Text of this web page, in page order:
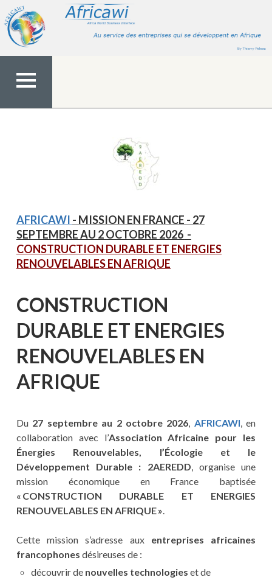
contenu
MENU
AFRICAWI - MISSION EN FRANCE - 27
SEPTEMBRE AU 2 OCTOBRE 2026 -
CONSTRUCTION DURABLE ET ENERGIES
RENOUVELABLES EN AFRIQUE
CONSTRUCTION
DURABLE ET ENERGIES
RENOUVELABLES EN
AFRIQUE
Du 27 septembre au 2 octobre 2026, AFRICAWI, en
collaboration avec l’Association Africaine pour les
Énergies Renouvelables, l’Écologie et le
Développement Durable : 2AEREDD, organise une
mission économique en France baptisée
« CONSTRUCTION DURABLE ET ENERGIES
RENOUVELABLES EN AFRIQUE ».
Cette mission s’adresse aux entreprises africaines
francophones désireuses de :
découvrir de nouvelles technologies et de